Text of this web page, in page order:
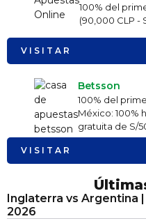
100% del
(90,000 CLP -
VISITAR
Betsson
100% del
México: 100%
gratuita de S/
VISITAR
Inglaterra vs Argentina
2026